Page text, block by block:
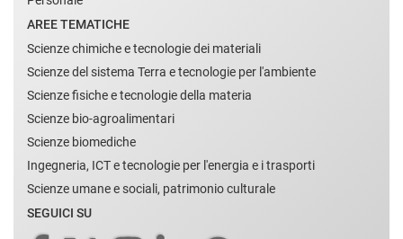
AREE TEMATICHE
Scienze chimiche e tecnologie dei materiali
Scienze del sistema Terra e tecnologie per l'ambiente
Scienze fisiche e tecnologie della materia
Scienze bio-agroalimentari
Scienze biomediche
Ingegneria, ICT e tecnologie per l'energia e i trasporti
Scienze umane e sociali, patrimonio culturale
SEGUICI SU